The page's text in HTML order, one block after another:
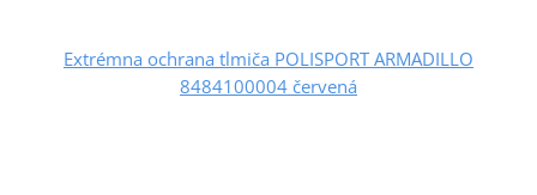
Extrémna ochrana tlmiča POLISPORT ARMADILLO
8484100004 červená